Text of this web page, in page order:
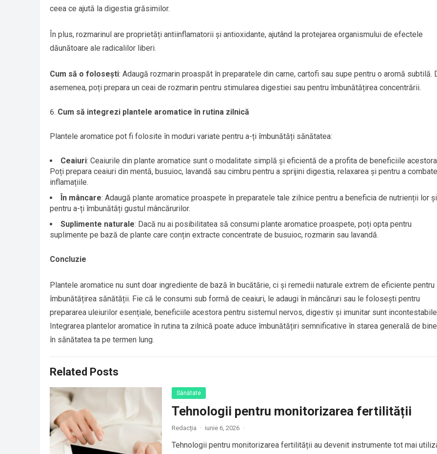
ceea ce ajută la digestia grăsimilor.
În plus, rozmarinul are proprietăți antiinflamatorii și antioxidante, ajutând la protejarea organismului de efectele
dăunătoare ale radicalilor liberi.
Cum să o folosești: Adaugă rozmarin proaspăt în preparatele din carne, cartofi sau supe pentru o aromă subtilă.
asemenea, poți prepara un ceai de rozmarin pentru stimularea digestiei sau pentru îmbunătățirea concentrării.
Cum să integrezi plantele aromatice în rutina zilnică
Plantele aromatice pot fi folosite în moduri variate pentru a-ți îmbunătăți sănătatea:
Ceaiuri: Ceaiurile din plante aromatice sunt o modalitate simplă și eficientă de a profita de beneficiile
Poți prepara ceaiuri din mentă, busuioc, lavandă sau cimbru pentru a sprijini digestia, relaxarea și pentru a combate
inflamațiile.
În mâncare: Adaugă plante aromatice proaspete în preparatele tale zilnice pentru a beneficia de nutrienții lor și
pentru a-ți îmbunătăți gustul mâncărurilor.
Suplimente naturale: Dacă nu ai posibilitatea să consumi plante aromatice proaspete, poți opta pentru
suplimente pe bază de plante care conțin extracte concentrate de busuioc, rozmarin sau lavandă.
Concluzie
Plantele aromatice nu sunt doar ingrediente de bază în bucătărie, ci și remedii naturale extrem de eficiente pentru
îmbunătățirea sănătății. Fie că le consumi sub formă de ceaiuri, le adaugi în mâncăruri sau le folosești pentru
prepararea uleiurilor esențiale, beneficiile acestora pentru sistemul nervos, digestiv și imunitar sunt
Integrarea plantelor aromatice în rutina ta zilnică poate aduce îmbunătățiri semnificative în starea generală de
în sănătatea ta pe termen lung.
Related Posts
Sănătate
Tehnologii pentru monitorizarea fertilității
Redacția · iunie 6, 2026 ·
Tehnologii pentru monitorizarea fertilității au devenit instrumente tot mai